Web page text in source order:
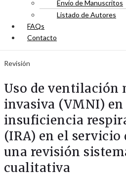
Envío de Manuscritos
Listado de Autores
FAQs
Contacto
Revisión
Uso de ventilación
invasiva (VMNI) en
insuficiencia
(IRA) en el servicio
una revisión
cualitativa